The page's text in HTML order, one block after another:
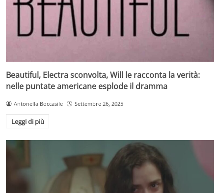
Beautiful, Electra sconvolta, Will le racconta la verità:
nelle puntate americane esplode il dramma
Antonella Boccasile Settembre 26, 2025
Leggi di più